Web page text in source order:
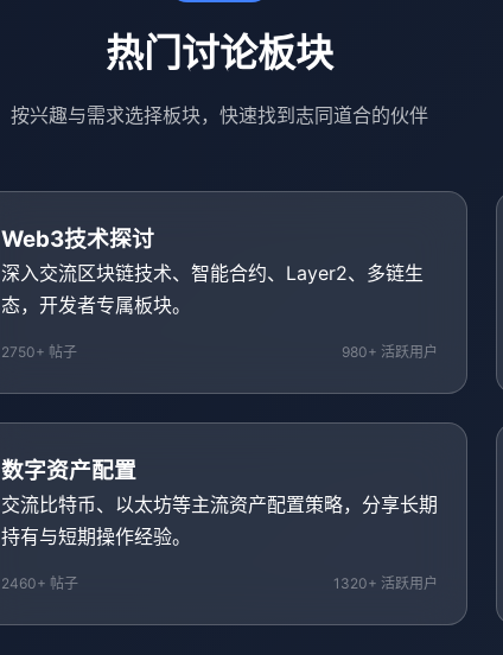
热门讨论板块
按兴趣与需求选择板块，快速找到志同道合的伙伴
Web3技术探讨
深入交流区块链技术、智能合约、Layer2、多链生
态，开发者专属板块。
2750+ 帖子 980+ 活跃用户
数字资产配置
交流比特币、以太坊等主流资产配置策略，分享长期
持有与短期操作经验。
2460+ 帖子 1320+ 活跃用户